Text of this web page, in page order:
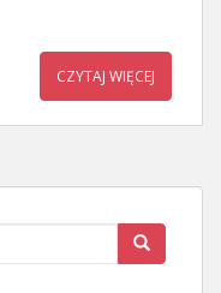
CZYTAJ WIĘCEJ